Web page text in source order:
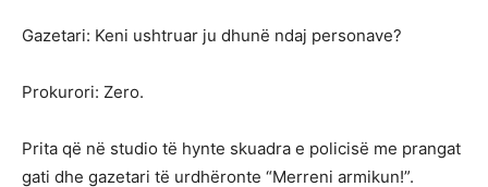
Gazetari: Keni ushtruar ju dhunë ndaj personave?
Prokurori: Zero.
Prita që në studio të hynte skuadra e policisë me prangat
gati dhe gazetari të urdhëronte “Merreni armikun!”.